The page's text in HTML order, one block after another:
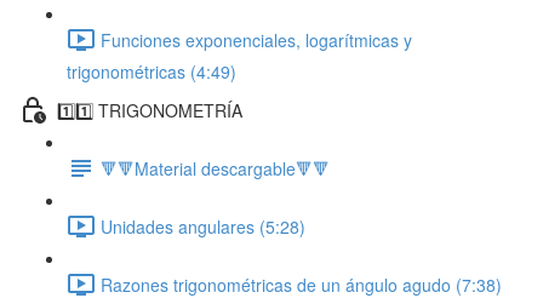
Funciones exponenciales, logarítmicas y
trigonométricas (4:49)
1️⃣1️⃣ TRIGONOMETRÍA
🔻🔻Material descargable🔻🔻
Unidades angulares (5:28)
Razones trigonométricas de un ángulo agudo (7:38)